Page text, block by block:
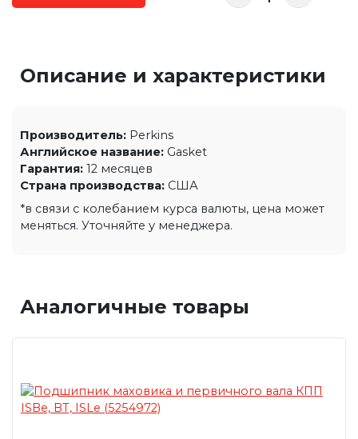
Описание и характеристики
Производитель: Perkins
Английское название: Gasket
Гарантия: 12 месяцев
Страна производства: США
*в связи с колебанием курса валюты, цена может
меняться. Уточняйте у менеджера.
Аналогичные товары